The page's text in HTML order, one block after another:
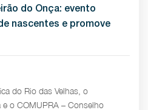
do Onça: evento
nascentes e promove
do Rio das Velhas, o
o COMUPRA – Conselho